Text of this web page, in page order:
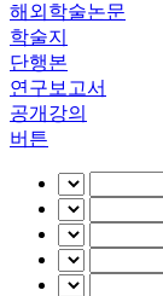
해외학술논문
학술지
단행본
연구보고서
공개강의
버튼